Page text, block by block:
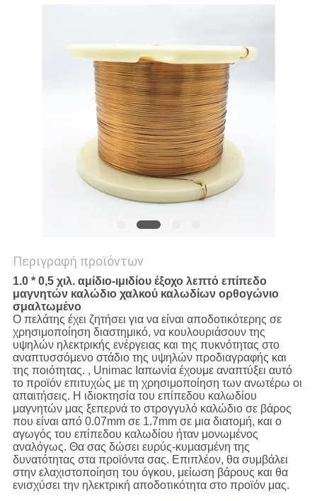
Περιγραφή προϊόντων
1.0 * 0,5 χιλ. αμίδιο-ιμιδίου έξοχο λεπτό επίπεδο
μαγνητών καλώδιο χαλκού καλωδίων ορθογώνιο
σμαλτωμένο
Ο πελάτης έχει ζητήσει για να είναι αποδοτικότερης σε
χρησιμοποίηση διαστημικό, να κουλουριάσουν της
υψηλών ηλεκτρικής ενέργειας και της πυκνότητας στο
αναπτυσσόμενο στάδιο της υψηλών προδιαγραφής και
της ποιότητας. , Unimac Ιαπωνία έχουμε αναπτύξει αυτό
το προϊόν επιτυχώς με τη χρησιμοποίηση των ανωτέρω οι
απαιτήσεις. Η ιδιοκτησία του επίπεδου καλωδίου
μαγνητών μας ξεπερνά το στρογγυλό καλώδιο σε βάρος
που είναι από 0.07mm σε 1.7mm σε μια διατομή, και ο
αγωγός του επίπεδου καλωδίου ήταν μονωμένος
αναλόγως. Θα σας δώσει ευρύς-κυμασμένη της
δυνατότητας στα προϊόντα σας. Επιπλέον, θα συμβάλει
στην ελαχιστοποίηση του όγκου, μείωση βάρους και θα
ενισχύσει την ηλεκτρική αποδοτικότητα στο προϊόν μας.